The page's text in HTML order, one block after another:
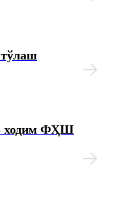
тўлаш
ходим ФҲШ